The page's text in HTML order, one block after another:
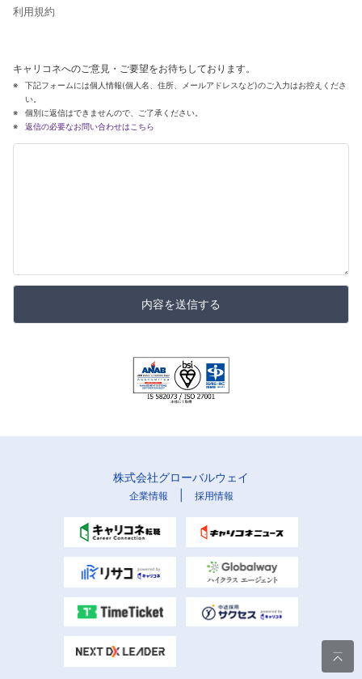
利用規約
キャリコネへのご意見・ご要望をお待ちしております。
下記フォームには個人情報(個人名、住所、メールアドレスなど)のご入力はお控えくださ
い。
個別に返信はできませんので、ご了承ください。
返信の必要なお問い合わせはこちら
内容を送信する
株式会社グローバルウェイ
企業情報 採用情報
